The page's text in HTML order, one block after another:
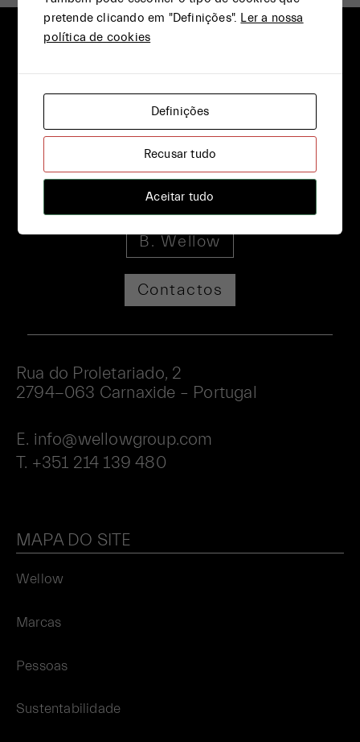
Junta-Te!
B. Wellow
Contactos
Rua do Proletariado, 2
2794−063 Carnaxide – Portugal
E. info@wellowgroup.com
T. +351 214 139 480
MAPA DO SITE
Wellow
Marcas
Pessoas
Sustentabilidade
pretende clicando em "Definições". Ler a nossa
política de cookies
Definições
Recusar tudo
Aceitar tudo